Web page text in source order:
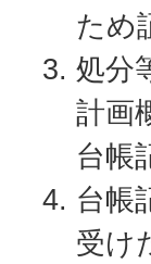
ため
処分
計画
台帳
台帳
受け